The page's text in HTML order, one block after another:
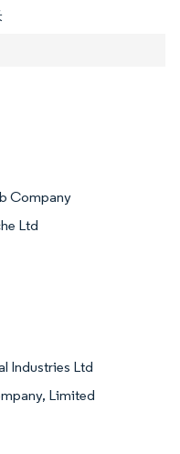
Company
Ltd
Industries Ltd
Limited